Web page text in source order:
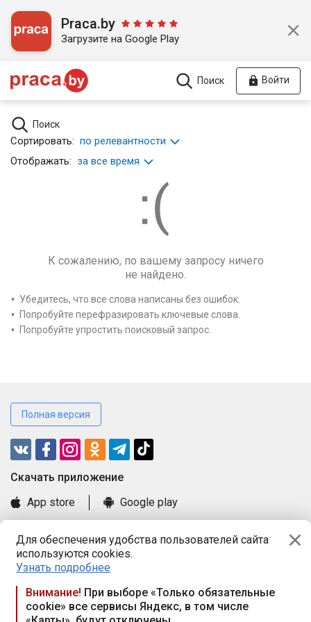
Для обеспечения удобства пользователей сайта
используются cookies.
Узнать подробнее
Внимание! При выборе «Только обязательные
cookie» все сервисы Яндекс, в том числе
Praca.by
Загрузите на Google Play
Поиск Войти
Поиск
Сортировать: по релевантности
Отображать: за все время
К сожалению, по вашему запросу ничего
не найдено.
Убедитесь, что все слова написаны без ошибок.
Попробуйте перефразировать ключевые слова.
Попробуйте упростить поисковый запрос.
Полная версия
Cкачать приложение
App store
Google play
Книга замечаний и предложений
Правила и документы
Praca.by © 2000—2026, ООО «ПРАЦА БАЙ»
Республика Беларусь, 220114, г. Минск, пр-т Независимости
117а, пом. № 9.